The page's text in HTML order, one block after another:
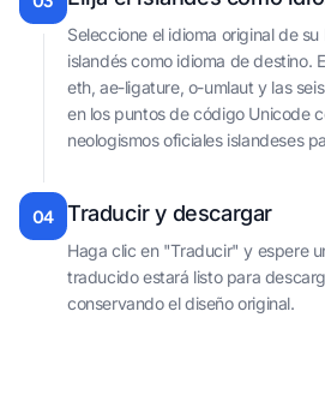
Seleccione el idioma original de
islandés como idioma de destino.
eth, ae-ligature, o-umlaut y las
en los puntos de código Unicode
neologismos oficiales islandeses
04 Traducir y descargar
Haga clic en "Traducir" y espere
traducido estará listo para
conservando el diseño original.